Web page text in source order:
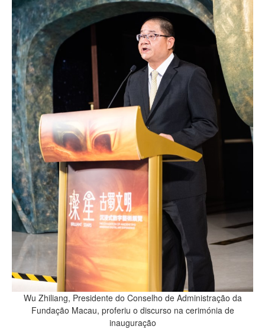
Wu Zhiliang, Presidente do Conselho de Administração da
Fundação Macau, proferiu o discurso na cerimónia de
inauguração